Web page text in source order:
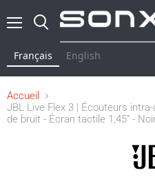
Français English
Accueil
JBL Live Flex 3 | Écouteurs
de bruit - Écran tactile 1,45" -